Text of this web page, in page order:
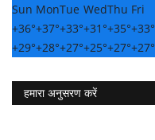
Sun MonTue WedThu Fri
+36°+37°+33°+31°+35°+33°
+29°+28°+27°+25°+27°+27°
हमारा अनुसरण करें